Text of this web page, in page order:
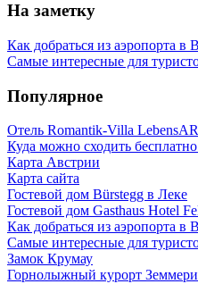
На заметку
Как добраться из аэропорта в
Самые интересные для
Популярное
Отель Romantik-Villa
Куда можно сходить
Карта Австрии
Карта сайта
Гостевой дом Bürstegg в Леке
Гостевой дом Gasthaus Hotel
Как добраться из аэропорта в
Самые интересные для
Замок Крумау
Горнолыжный курорт